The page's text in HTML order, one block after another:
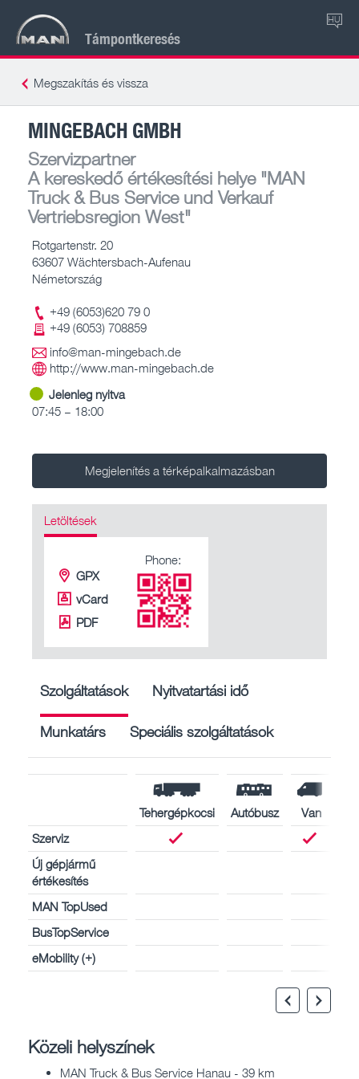
Támpontkeresés
HU
Megszakítás és vissza
MINGEBACH GMBH
Szervizpartner
A kereskedő értékesítési helye"MAN
Truck & Bus Service und Verkauf
Vertriebsregion West"
Rotgartenstr. 20
63607 Wächtersbach-Aufenau
Németország
+49 (6053)620 79 0
+49 (6053) 708859
info@man-mingebach.de
http://www.man-mingebach.de
Jelenleg nyitva
07:45 – 18:00
Megjelenítés a térképalkalmazásban
Letöltések
GPX
vCard
PDF
Phone:
Szolgáltatások Nyitvatartási idő
Munkatárs Speciális szolgáltatások
Tehergépkocsi Autóbusz
Van
Szerviz
Új gépjármű
értékesítés
MAN TopUsed
BusTopService
eMobility (+)
Közeli helyszínek
MAN Truck & Bus Service Hanau - 39 km